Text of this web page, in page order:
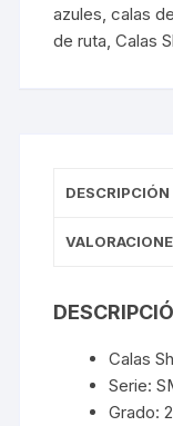
Japón
cantidad
azules,calas
de ruta,Calas
DESCRIPCIÓN
Calas
Serie:
Grado: